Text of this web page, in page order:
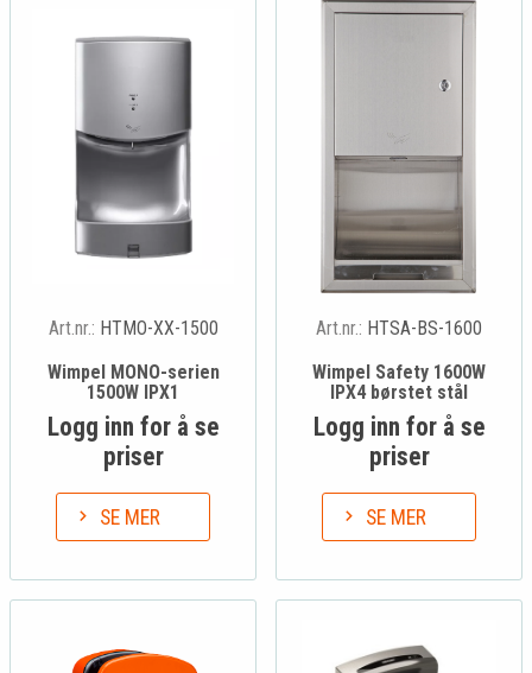
Art.nr.: HTMO-XX-1500
Wimpel MONO-serien
1500W IPX1
Logg inn for å se
priser
SE MER
Art.nr.: HTSA-BS-1600
Wimpel Safety 1600W
IPX4 børstet stål
Logg inn for å se
priser
SE MER